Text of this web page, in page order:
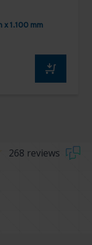
1.100 mm
268 reviews